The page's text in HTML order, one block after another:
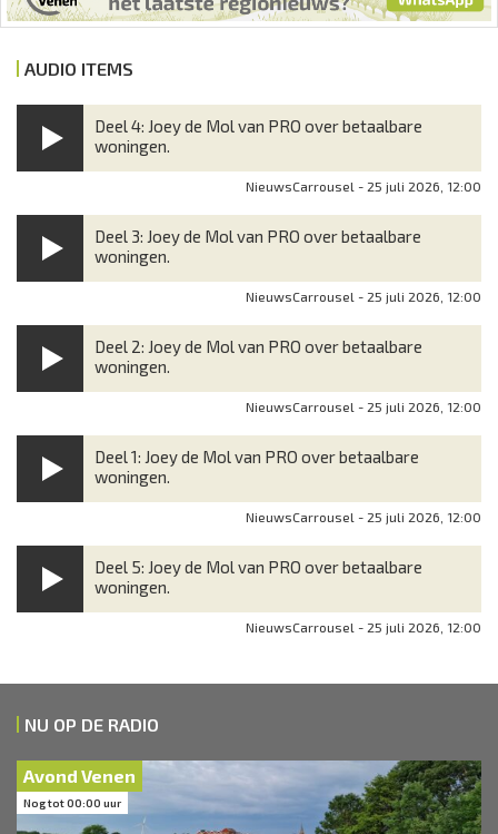
AUDIO ITEMS
Deel 4: Joey de Mol van PRO over betaalbare
woningen.
NieuwsCarrousel - 25 juli 2026, 12:00
Deel 3: Joey de Mol van PRO over betaalbare
woningen.
NieuwsCarrousel - 25 juli 2026, 12:00
Deel 2: Joey de Mol van PRO over betaalbare
woningen.
NieuwsCarrousel - 25 juli 2026, 12:00
Deel 1: Joey de Mol van PRO over betaalbare
woningen.
NieuwsCarrousel - 25 juli 2026, 12:00
Deel 5: Joey de Mol van PRO over betaalbare
woningen.
NieuwsCarrousel - 25 juli 2026, 12:00
NU OP DE RADIO
Nog tot 00:00 uur
Avond Venen